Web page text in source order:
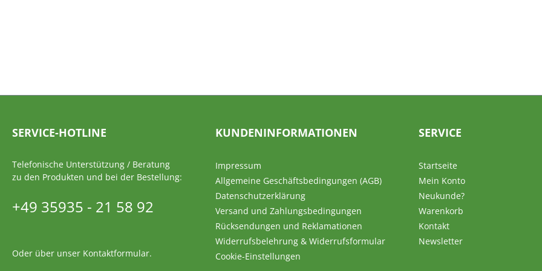
SERVICE-HOTLINE
Telefonische Unterstützung / Beratung
zu den Produkten und bei der Bestellung:
+49 35935 - 21 58 92
Oder über unser Kontaktformular.
KUNDENINFORMATIONEN
Impressum
Allgemeine Geschäftsbedingungen (AGB)
Datenschutzerklärung
Versand und Zahlungsbedingungen
Rücksendungen und Reklamationen
Widerrufsbelehrung & Widerrufsformular
Cookie-Einstellungen
SERVICE
Startseite
Mein Konto
Neukunde?
Warenkorb
Kontakt
Newsletter